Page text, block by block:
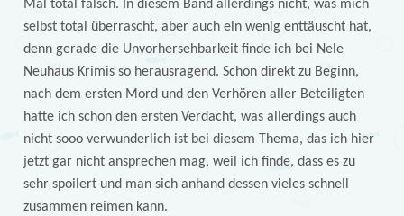
Mal total falsch. In diesem Band allerdings nicht, was mich
selbst total überrascht, aber auch ein wenig enttäuscht hat,
denn gerade die Unvorhersehbarkeit finde ich bei Nele
Neuhaus Krimis so herausragend. Schon direkt zu Beginn,
nach dem ersten Mord und den Verhören aller Beteiligten
hatte ich schon den ersten Verdacht, was allerdings auch
nicht sooo verwunderlich ist bei diesem Thema, das ich hier
jetzt gar nicht ansprechen mag, weil ich finde, dass es zu
sehr spoilert und man sich anhand dessen vieles schnell
zusammen reimen kann.